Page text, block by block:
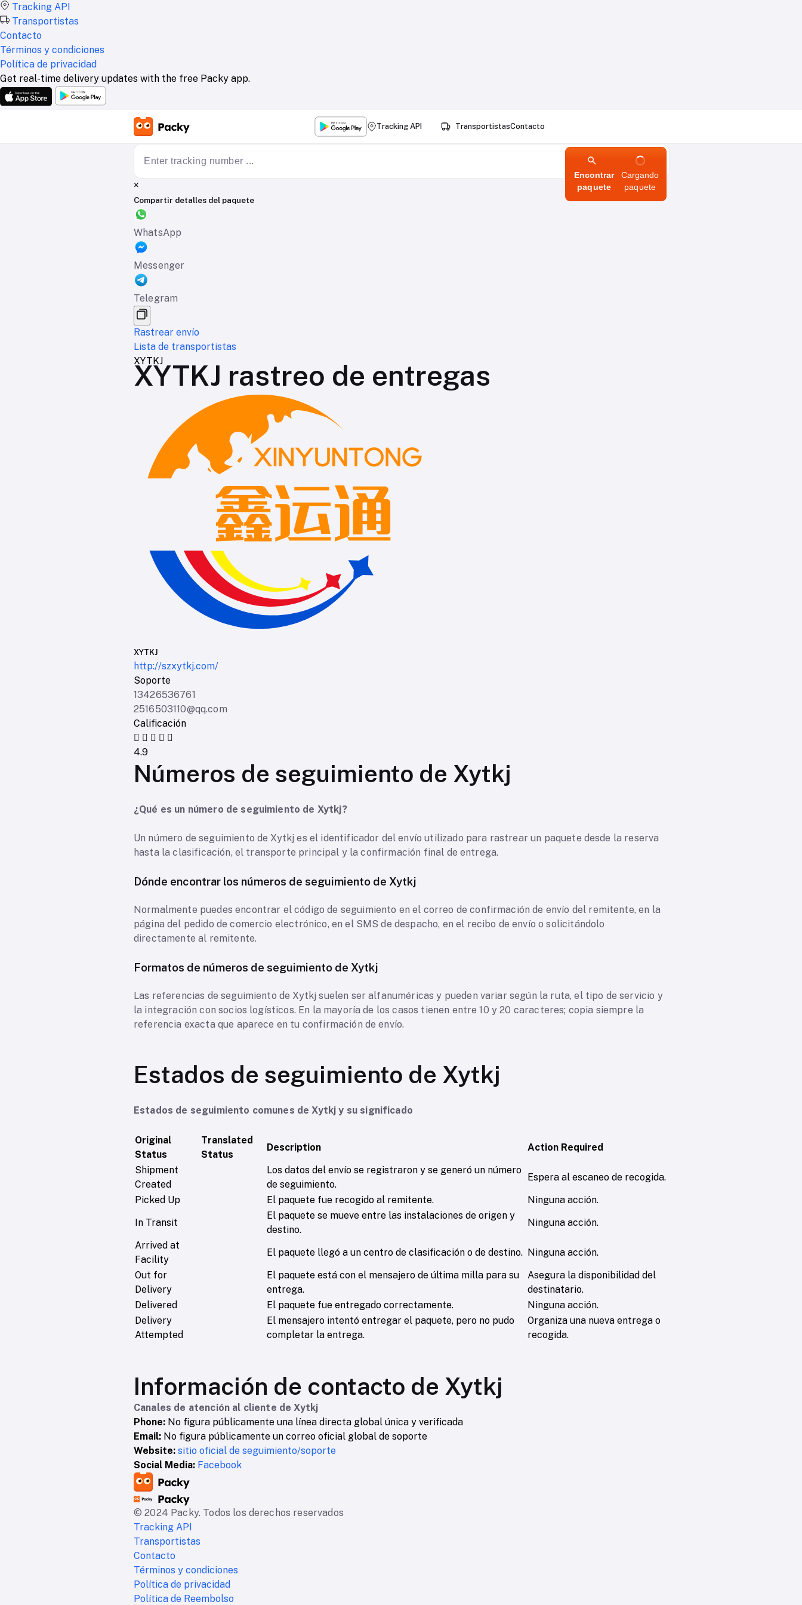
Tracking API
Transportistas
Contacto
Términos y condiciones
Política de privacidad
Get real-time delivery updates with the free Packy app.
Tracking API TransportistasContacto
Encontrar
paquete
Cargando
paquete
×
Compartir detalles del paquete
WhatsApp
Messenger
Telegram
Rastrear envío
Lista de transportistas
XYTKJ
XYTKJ rastreo de entregas
XYTKJ
http://szxytkj.com/
Soporte
13426536761
2516503110@qq.com
Calificación
4.9
Números de seguimiento de Xytkj
¿Qué es un número de seguimiento de Xytkj?
Un número de seguimiento de Xytkj es el identificador del envío utilizado para rastrear un paquete desde la reserva
hasta la clasificación, el transporte principal y la confirmación final de entrega.
Dónde encontrar los números de seguimiento de Xytkj
Normalmente puedes encontrar el código de seguimiento en el correo de confirmación de envío del remitente, en la
página del pedido de comercio electrónico, en el SMS de despacho, en el recibo de envío o solicitándolo
directamente al remitente.
Formatos de números de seguimiento de Xytkj
Las referencias de seguimiento de Xytkj suelen ser alfanuméricas y pueden variar según la ruta, el tipo de servicio y
la integración con socios logísticos. En la mayoría de los casos tienen entre 10 y 20 caracteres; copia siempre la
referencia exacta que aparece en tu confirmación de envío.
Estados de seguimiento de Xytkj
Estados de seguimiento comunes de Xytkj y su significado
Original
Status
Translated
Status
Description
Action Required
Shipment
Created
Los datos del envío se registraron y se generó un número
de seguimiento.
Espera al escaneo de recogida.
Picked Up
El paquete fue recogido al remitente.
Ninguna acción.
In Transit
El paquete se mueve entre las instalaciones de origen y
destino.
Ninguna acción.
Arrived at
Facility
El paquete llegó a un centro de clasificación o de destino. Ninguna acción.
Out for
Delivery
El paquete está con el mensajero de última milla para su
entrega.
Asegura la disponibilidad del
destinatario.
Delivered
El paquete fue entregado correctamente.
Ninguna acción.
Delivery
Attempted
El mensajero intentó entregar el paquete, pero no pudo
completar la entrega.
Organiza una nueva entrega o
recogida.
Información de contacto de Xytkj
Canales de atención al cliente de Xytkj
Phone: No figura públicamente una línea directa global única y verificada
Email: No figura públicamente un correo oficial global de soporte
Website: sitio oficial de seguimiento/soporte
Social Media: Facebook
© 2024 Packy. Todos los derechos reservados
Tracking API
Transportistas
Contacto
Términos y condiciones
Política de privacidad
Política de Reembolso